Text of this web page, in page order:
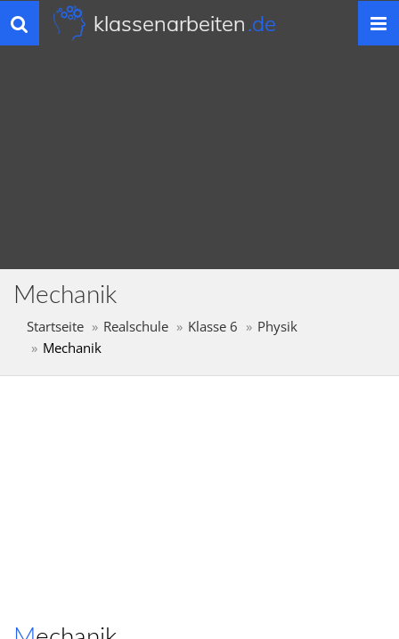
Toggle
navigation
klassenarbeiten.de
Mechanik
Startseite Realschule Klasse 6
Physik
Mechanik